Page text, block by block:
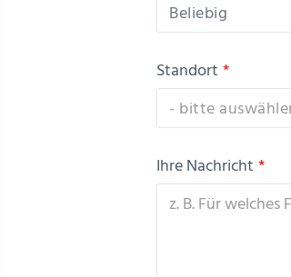
Beliebig
Standort *
- bitte
Ihre Nachricht *